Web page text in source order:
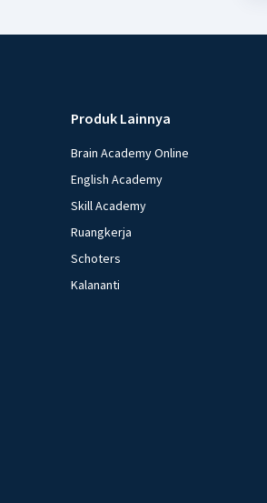
Produk Lainnya
Brain Academy Online
English Academy
Skill Academy
Ruangkerja
Schoters
Kalananti